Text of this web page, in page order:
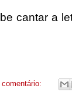
cantar a
comentário: